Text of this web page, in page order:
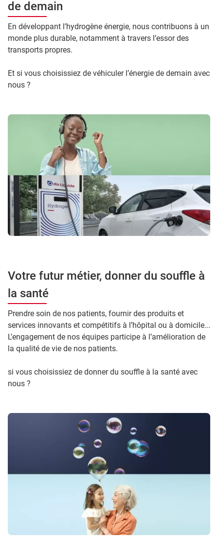
de demain
En développant l’hydrogène énergie, nous contribuons à un
monde plus durable, notamment à travers l’essor des
transports propres.
Et si vous choisissiez de véhiculer l’énergie de demain avec
nous ?
Votre futur métier, donner du souffle à
la santé
Prendre soin de nos patients, fournir des produits et
services innovants et compétitifs à l’hôpital ou à domicile...
L’engagement de nos équipes participe à l’amélioration de
la qualité de vie de nos patients.
si vous choisissiez de donner du souffle à la santé avec
nous ?